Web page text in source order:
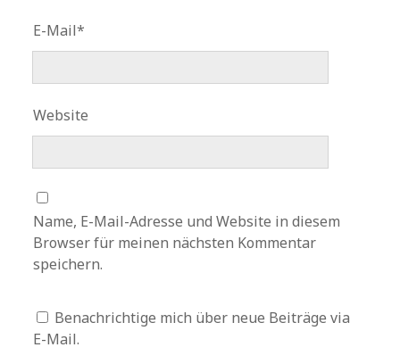
E-Mail*
Website
Name, E-Mail-Adresse und Website in diesem
Browser für meinen nächsten Kommentar
speichern.
Benachrichtige mich über neue Beiträge via
E-Mail.